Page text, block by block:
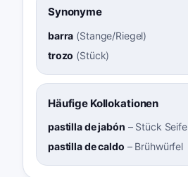
Synonyme
barra (Stange/Riegel)
trozo (Stück)
Häufige Kollokationen
pastilla de jabón – Stück Seife
pastilla de caldo – Brühwürfel